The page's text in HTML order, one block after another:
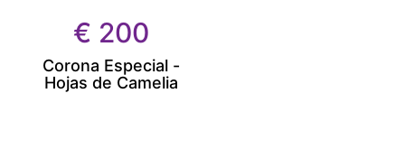
€ 200
Corona Especial -
Hojas de Camelia